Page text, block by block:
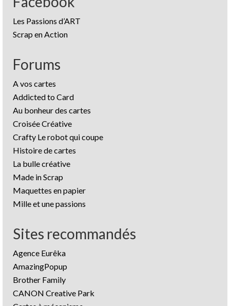
Les Passions d’ART
Scrap en Action
Forums
A vos cartes
Addicted to Card
Au bonheur des cartes
Croisée Créative
Crafty Le robot qui coupe
Histoire de cartes
La bulle créative
Made in Scrap
Maquettes en papier
Mille et une passions
Sites recommandés
Agence Eurêka
AmazingPopup
Brother Family
CANON Creative Park